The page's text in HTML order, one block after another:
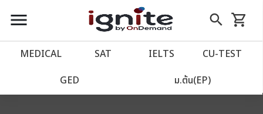
close
account_balance หน้าแรก
เว็บไซต์อิกไนท์
menu search
Skip
to
shopping_cart
รถเข็น
MEDICAL SAT IELTS CU‑TEST
GED ม.ต้น(EP)
We could not find anything for 80002125